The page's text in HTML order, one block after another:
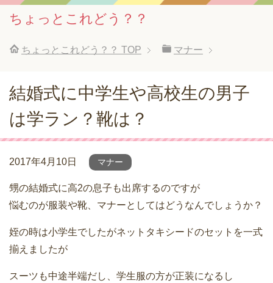
ちょっとこれどう？？
ちょっとこれどう？？ TOP マナー
結婚式に中学生や高校生の男子
は学ラン？靴は？
2017年4月10日 マナー
甥の結婚式に高2の息子も出席するのですが
悩むのが服装や靴、マナーとしてはどうなんでしょうか？
姪の時は小学生でしたがネットタキシードのセットを一式
揃えましたが
スーツも中途半端だし、学生服の方が正装になるし